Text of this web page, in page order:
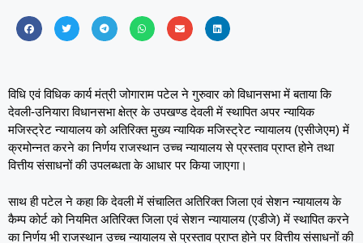
विधि एवं विधिक कार्य मंत्री जोगाराम पटेल ने गुरुवार को विधानसभा में बताया कि
देवली-उनियारा विधानसभा क्षेत्र के उपखण्ड देवली में स्थापित अपर न्यायिक
मजिस्ट्रेट न्यायालय को अतिरिक्त मुख्य न्यायिक मजिस्ट्रेट न्यायालय (एसीजेएम) में
क्रमोन्नत करने का निर्णय राजस्थान उच्च न्यायालय से प्रस्ताव प्राप्त होने तथा
वित्तीय संसाधनों की उपलब्धता के आधार पर किया जाएगा।
साथ ही पटेल ने कहा कि देवली में संचालित अतिरिक्‍त जिला एवं सेशन न्‍यायालय के
कैम्प कोर्ट को नियमित अतिरिक्‍त जिला एवं सेशन न्यायालय (एडीजे) में स्‍थापित करने
का निर्णय भी राजस्थान उच्च न्यायालय से प्रस्ताव प्राप्त होने पर वित्तीय संसाधनों की